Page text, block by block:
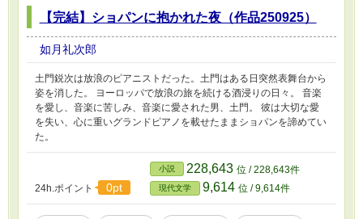
【完結】ショパンに抱かれた夜（作品250925）
如月礼次郎
土門鋭次は放浪のピアニストだった。土門はある日突然表舞台から
姿を消した。 ヨーロッパで放浪の旅を続ける酒浸りの日々。 音楽
を愛し、音楽に苦しみ、音楽に愛された男、土門。 彼は大切な愛
を失い、心に重いグランドピアノを載せたままショパンを諦めてい
た。
24h.ポイント 0pt
小説 228,643 位 / 228,643件
現代文学 9,614 位 / 9,614件